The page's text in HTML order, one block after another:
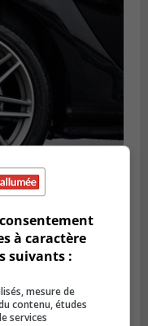
pour
à caractère
suivants :
mesure de
contenu, études
services